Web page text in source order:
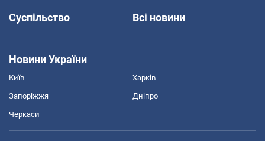
Суспільство
Всі новини
Новини України
Київ Харків
Запоріжжя Дніпро
Черкаси